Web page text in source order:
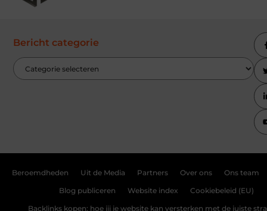
Bericht categorie
Beroemdheden Uit de Media Partners Over ons Ons team
Blog publiceren Website index Cookiebeleid (EU)
Backlinks kopen: hoe jij je website kan versterken met de juiste